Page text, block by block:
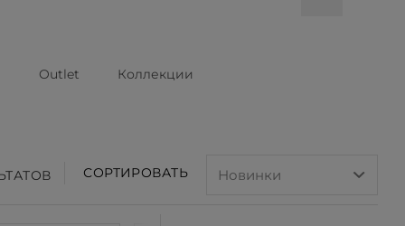
Outlet Коллекции
СОРТИРОВАТЬ